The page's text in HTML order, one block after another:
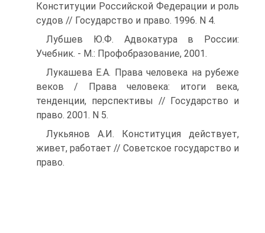
Конституции Российской Федерации и роль
судов // Государство и право. 1996. N 4.
Лубшев Ю.Ф. Адвокатура в России:
Учебник. - М.: Профобразование, 2001.
Лукашева Е.А. Права человека на рубеже
веков / Права человека: итоги века,
тенденции, перспективы // Государство и
право. 2001. N 5.
Лукьянов А.И. Конституция действует,
живет, работает // Советское государство и
право.